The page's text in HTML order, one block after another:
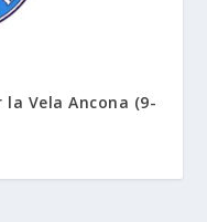
Vela Ancona (9-